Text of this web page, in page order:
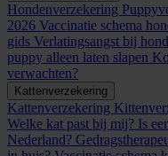
Hondenverzekering
2026 Vaccinatie schema
gids Verlatingsangst bij
puppy alleen laten slapen
verwachten?
Kattenverzekering
Kattenverzekering
Welke kat past bij mij? Is
Nederland?